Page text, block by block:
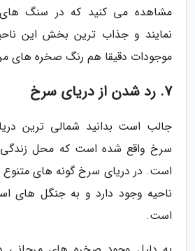
مشاهده می کنید که در سنگ
نمایند و جذاب ترین بخش این
موجودات دقیقا هم رنگ صخره های
7. رد شدن از دریای سرخ
جالب است بدانید شمالی ترین
سرخ واقع شده است که محل
است. در دریای سرخ گونه های متنوع
ناحیه وجود دارد و به جنگل های
است.